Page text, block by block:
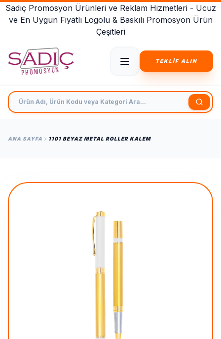
Sadıç Promosyon Ürünleri ve Reklam Hizmetleri - Ucuz
ve En Uygun Fiyatlı Logolu & Baskılı Promosyon Ürün
Çeşitleri
TEKLİF ALIN
Ürün Adı, Ürün Kodu veya Kategori Ara
ANA SAYFA 1101 BEYAZ METAL ROLLER KALEM